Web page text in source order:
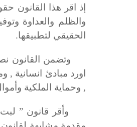
إذ اقر هذا القانون
والظلم والعداوة
الحقيقي لتطبيقها.
وتضمن القانون
اورد مبادئ انسانية
, وحماية الملكية
وأقر قانون ” لبت